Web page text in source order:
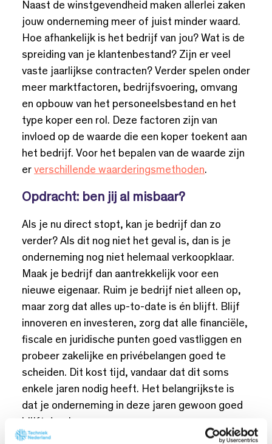
Naast de winstgevendheid maken allerlei zaken
jouw onderneming meer of juist minder waard.
Hoe afhankelijk is het bedrijf van jou? Wat is de
spreiding van je klantenbestand? Zijn er veel
vaste jaarlijkse contracten? Verder spelen onder
meer marktfactoren, bedrijfsvoering, omvang
en opbouw van het personeelsbestand en het
type koper een rol. Deze factoren zijn van
invloed op de waarde die een koper toekent aan
het bedrijf. Voor het bepalen van de waarde zijn
er verschillende waarderingsmethoden.
Opdracht: ben jij al misbaar?
Als je nu direct stopt, kan je bedrijf dan zo
verder? Als dit nog niet het geval is, dan is je
onderneming nog niet helemaal verkoopklaar.
Maak je bedrijf dan aantrekkelijk voor een
nieuwe eigenaar. Ruim je bedrijf niet alleen op,
maar zorg dat alles up-to-date is én blijft. Blijf
innoveren en investeren, zorg dat alle financiële,
fiscale en juridische punten goed vastliggen en
probeer zakelijke en privébelangen goed te
scheiden. Dit kost tijd, vandaar dat dit soms
enkele jaren nodig heeft. Het belangrijkste is
dat je onderneming in deze jaren gewoon goed